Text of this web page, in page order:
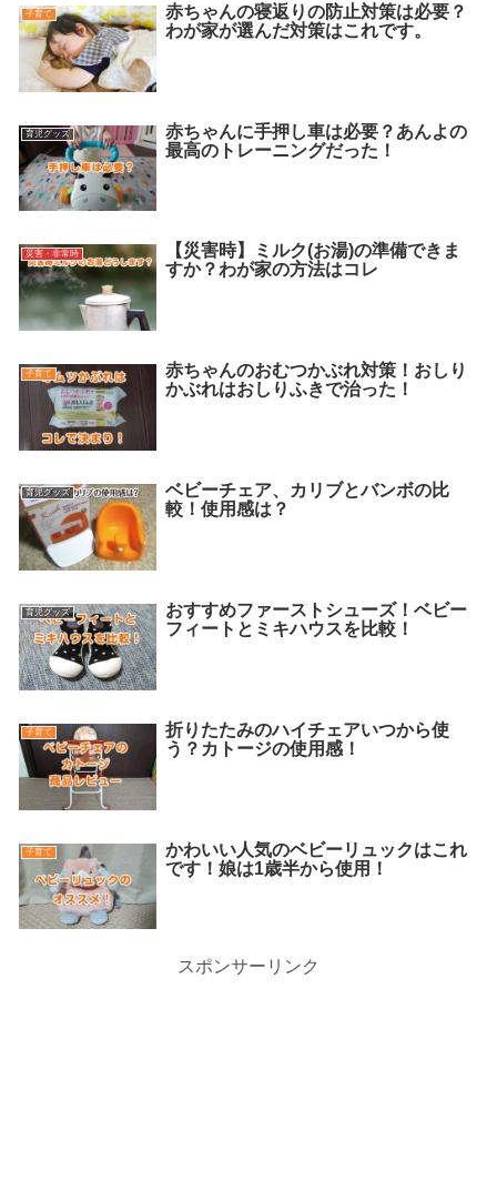
子育て
赤ちゃんの寝返りの防止対策は必要？
わが家が選んだ対策はこれです。
育児グッズ
赤ちゃんに手押し車は必要？あんよの
最高のトレーニングだった！
災害・非常時
【災害時】ミルク(お湯)の準備できま
すか？わが家の方法はコレ
子育て
赤ちゃんのおむつかぶれ対策！おしり
かぶれはおしりふきで治った！
育児グッズ
ベビーチェア、カリブとバンボの比
較！使用感は？
育児グッズ
おすすめファーストシューズ！ベビー
フィートとミキハウスを比較！
子育て
折りたたみのハイチェアいつから使
う？カトージの使用感！
子育て
かわいい人気のベビーリュックはこれ
です！娘は1歳半から使用！
スポンサーリンク